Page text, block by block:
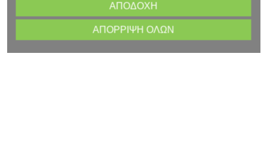
ΑΠΌΡΡΙΨΗ ΌΛΩΝ
ΑΠΟΔΟΧΉ